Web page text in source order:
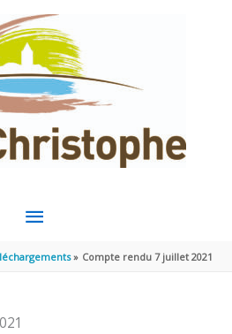
MENU
PRINCIPALCompte rendu 7 juillet 2021